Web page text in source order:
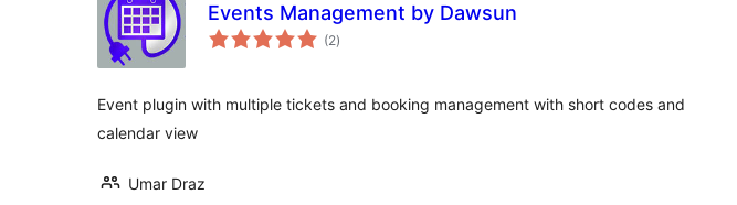
Events Management by Dawsun
(2tổng
đánh
)
Event plugin with multiple tickets and booking management with short codes and
calendar view
Umar Draz